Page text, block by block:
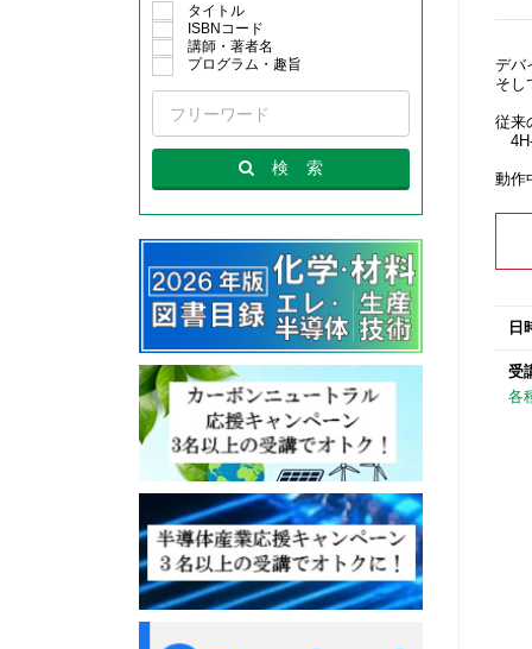
デバ
そし
従来
4H-
動作
日
受
各
タイトル
ISBNコード
講師・著者名
プログラム・趣旨
検 索